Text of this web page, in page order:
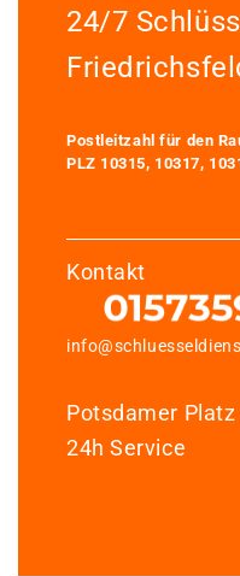
24/7
Postleitzahl für den
PLZ 10315, 10317,
Kontakt
Potsdamer
24h Service